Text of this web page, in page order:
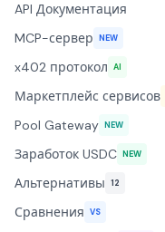
API Документация
MCP-сервер NEW
x402 протокол AI
Маркетплейс сервисов
Pool Gateway NEW
Заработок USDC NEW
Альтернативы 12
Сравнения VS